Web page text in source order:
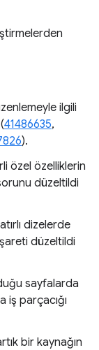
ilgili
41486635,
).
özel özelliklerin
sorunu düzeltildi
dizelerde
düzeltildi
sayfalarda
iş parçacığı
bir kaynağın